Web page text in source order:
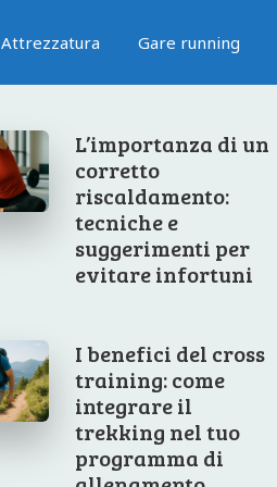
Attrezzatura Gare running
L’importanza di un
corretto
riscaldamento:
tecniche e
suggerimenti per
evitare infortuni
I benefici del cross
training: come
integrare il
trekking nel tuo
programma di